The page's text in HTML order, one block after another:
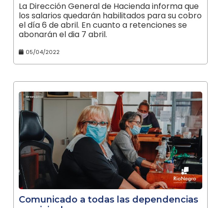
La Dirección General de Hacienda informa que
los salarios quedarán habilitados para su cobro
el día 6 de abril. En cuanto a retenciones se
abonarán el dia 7 abril.
05/04/2022
Comunicado a todas las dependencias